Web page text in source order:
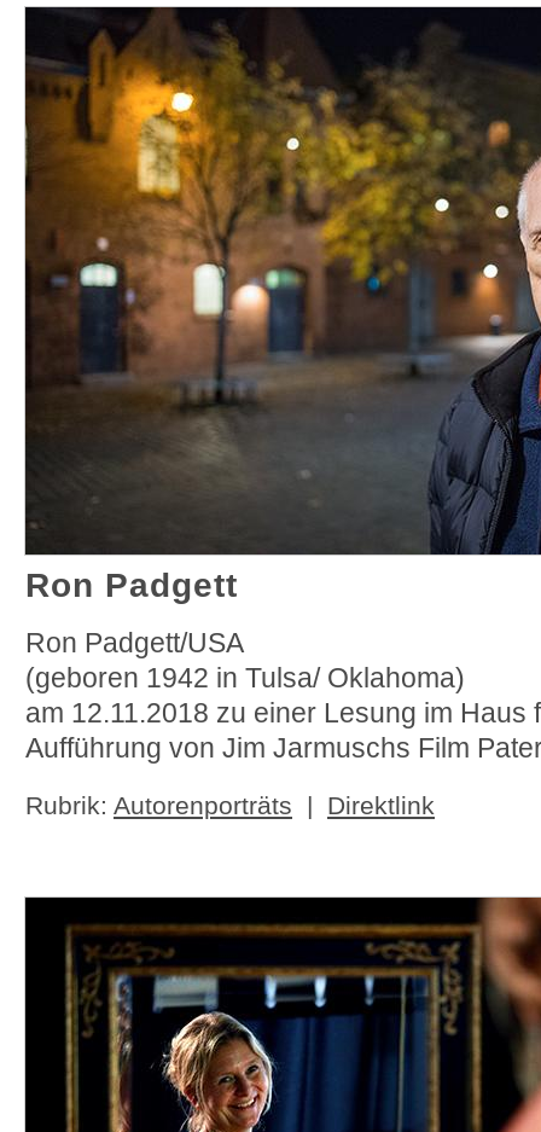
Ron Padgett
Ron Padgett/USA
(geboren 1942 in Tulsa/ Oklahoma)
am 12.11.2018 zu einer Lesung im Haus
Aufführung von Jim Jarmuschs Film
Rubrik: Autorenporträts | Direktlink